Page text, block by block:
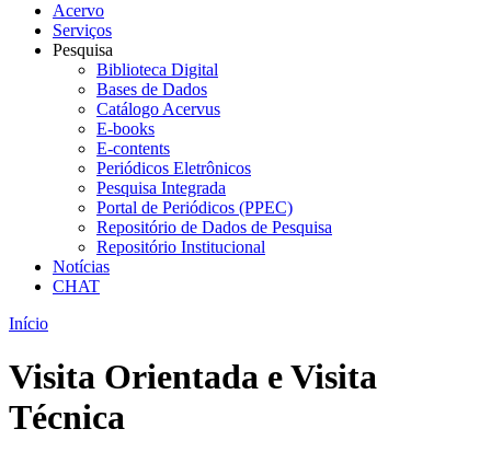
Acervo
Serviços
Pesquisa
Biblioteca Digital
Bases de Dados
Catálogo Acervus
E-books
E-contents
Periódicos Eletrônicos
Pesquisa Integrada
Portal de Periódicos (PPEC)
Repositório de Dados de Pesquisa
Repositório Institucional
Notícias
CHAT
Início
Visita Orientada e Visita
Técnica